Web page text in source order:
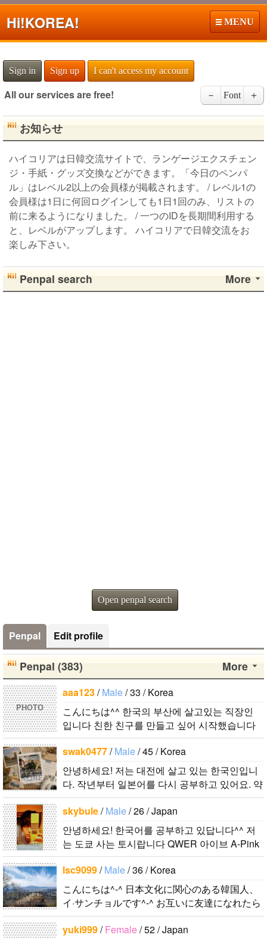
Hi!KOREA! MENU
Sign in Sign up I can't access my account
All our services are free! － Font ＋
お知らせ
ハイコリアは日韓交流サイトで、ランゲージエクスチェン
ジ・手紙・グッズ交換などができます。「今日のペンパ
ル」はレベル2以上の会員様が掲載されます。 / レベル1の
会員様は1日に何回ログインしても1日1回のみ、リストの
前に来るようになりました。 / 一つのIDを長期間利用する
と、レベルがアップします。 ハイコリアで日韓交流をお
楽しみ下さい。
More
Penpal search
Open penpal search
Penpal Edit profile
More
Penpal (383)
PHOTO
aaa123/Male/ 33 / Korea
こんにちは^^ 한국의 부산에 살고있는 직장인
입니다 친한 친구를 만들고 싶어 시작했습니다
괜찮으면 연락해주세요 よろしくお願いします..
swak0477/Male/ 45 / Korea
안녕하세요! 저는 대전에 살고 있는 한국인입니
다. 작년부터 일본어를 다시 공부하고 있어요. 약
간의 의사소통은 할 수 있는 수준이죠. 일본어공
부를 위해 일본드라마나 영화 애니메..
skybule/Male/ 26 / Japan
안녕하세요! 한국어를 공부하고 있답니다^^ 저
는 도쿄 사는 토시랍니다 QWER 아이브 A-Pink
東方神起(5명) 하이라이트 세븐어클락 볼빨간사
춘기 JYJ AOA 9muses 좋아해요ㅎㅎㅎ 같이 한
국어..
lsc9099/Male/ 36 / Korea
こんにちは^-^ 日本文化に関心のある韓国人、
イ·サンチョルです^-^ お互いに友達になれたら
いいなと思います^-^ どうぞよろしくお願いし
ます^..
yuki999/Female/ 52 / Japan